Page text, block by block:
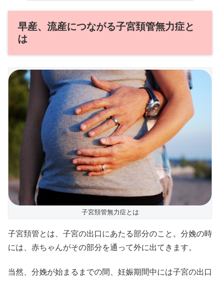
早産、流産につながる子宮頚管無力症と
は
子宮頚管無力症とは
子宮頚管とは、子宮の出口にあたる部分のこと。分娩の時
には、赤ちゃんがその部分を通って外に出てきます。
当然、分娩が始まるまでの間、妊娠期間中には子宮の出口